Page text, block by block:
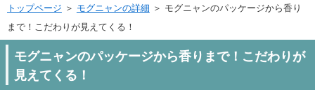
トップページ ＞ モグニャンの詳細 ＞ モグニャンのパッケージから香り
まで！こだわりが見えてくる！
モグニャンのパッケージから香りまで！こだわりが
見えてくる！